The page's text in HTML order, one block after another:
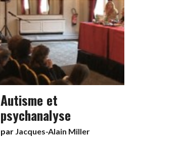
Autisme et
psychanalyse
par Jacques-Alain Miller